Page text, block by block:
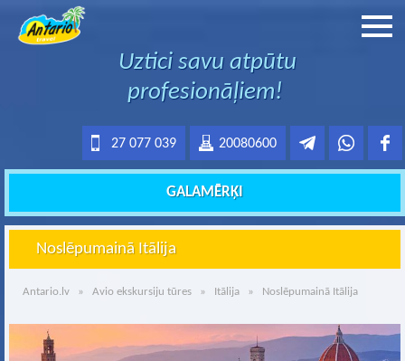
Uztici savu atpūtu
profesionāļiem!
20080600
27 077 039
GALAMĒRĶI
Noslēpumainā Itālija
Antario.lv » Avio ekskursiju tūres » Itālija » Noslēpumainā Itālija